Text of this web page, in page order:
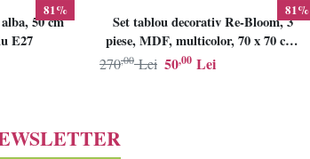
81%
50 cm
E27
81%
Set tablou decorativ Re-Bloom, 3
piese, MDF, multicolor, 70 x 70 cm,
Resigilat, Grad B
50,00 Lei
270,00 Lei